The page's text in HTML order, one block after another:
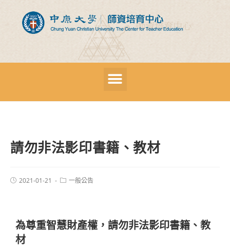
請勿非法影印書籍、教材
2021-01-21 一般公告
為尊重智慧財產權，請勿非法影印書籍、教
材